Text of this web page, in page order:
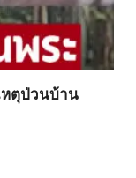
หตุป่วนบ้าน